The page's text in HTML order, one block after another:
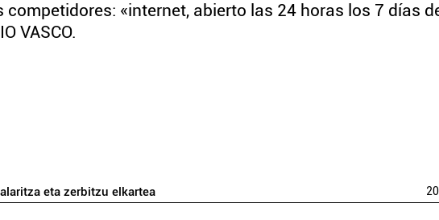
«internet, abierto las 24 horas los 7 días
VASCO.
eta zerbitzu elkartea